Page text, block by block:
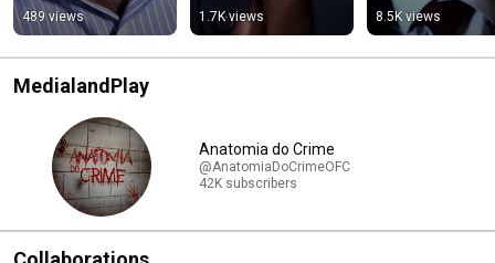
INVESTIGATION
489 views
CRIMES - CRIMINAL
INVESTIGATION
1.7K views
TO KILL 17-
OLD GIRL -
INVESTIGATION
8.5K views
MedialandPlay
Anatomia do Crime
@AnatomiaDoCrimeOFC
42K subscribers